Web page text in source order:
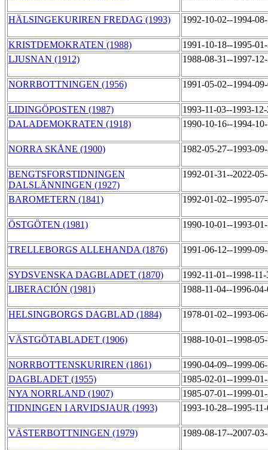
HÄLSINGEKURIREN FREDAG (1993) 1992-10-02--1994-
KRISTDEMOKRATEN (1988)
1991-10-18--1995-
LJUSNAN (1912)
1988-08-31--1997-
NORRBOTTNINGEN (1956) 1991-05-02--1994-
LIDINGÖPOSTEN (1987)
1993-11-03--1993-
DALADEMOKRATEN (1918)
1990-10-16--1994-
NORRA SKÅNE (1900) 1982-05-27--1993-
BENGTSFORSTIDNINGEN
DALSLÄNNINGEN (1927)
1992-01-31--2022-
BAROMETERN (1841) 1992-01-02--1995-
ÖSTGÖTEN (1981) 1990-10-01--1993-
TRELLEBORGS ALLEHANDA (1876) 1991-06-12--1999-
SYDSVENSKA DAGBLADET (1870)
1992-11-01--1998-
LIBERACIÓN (1981)
1988-11-04--1996-
HELSINGBORGS DAGBLAD (1884) 1978-01-02--1993-
VÄSTGÖTABLADET (1906) 1988-10-01--1998-
NORRBOTTENSKURIREN (1861)
1990-04-09--1999-
DAGBLADET (1955)
1985-02-01--1999-
NYA NORRLAND (1907)
1985-07-01--1999-
TIDNINGEN I ARVIDSJAUR (1993)
1993-10-28--1995-
VÄSTERBOTTNINGEN (1979) 1989-08-17--2007-